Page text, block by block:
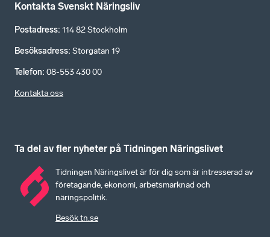
Kontakta Svenskt Näringsliv
Postadress: 114 82 Stockholm
Besöksadress: Storgatan 19
Telefon: 08-553 430 00
Kontakta oss
Ta del av fler nyheter på Tidningen Näringslivet
Tidningen Näringslivet är för dig som är intresserad av
företagande, ekonomi, arbetsmarknad och
näringspolitik.
Besök tn.se